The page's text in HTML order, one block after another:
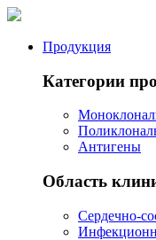
Продукция
Категории
Антигены
Область
Сердечно-